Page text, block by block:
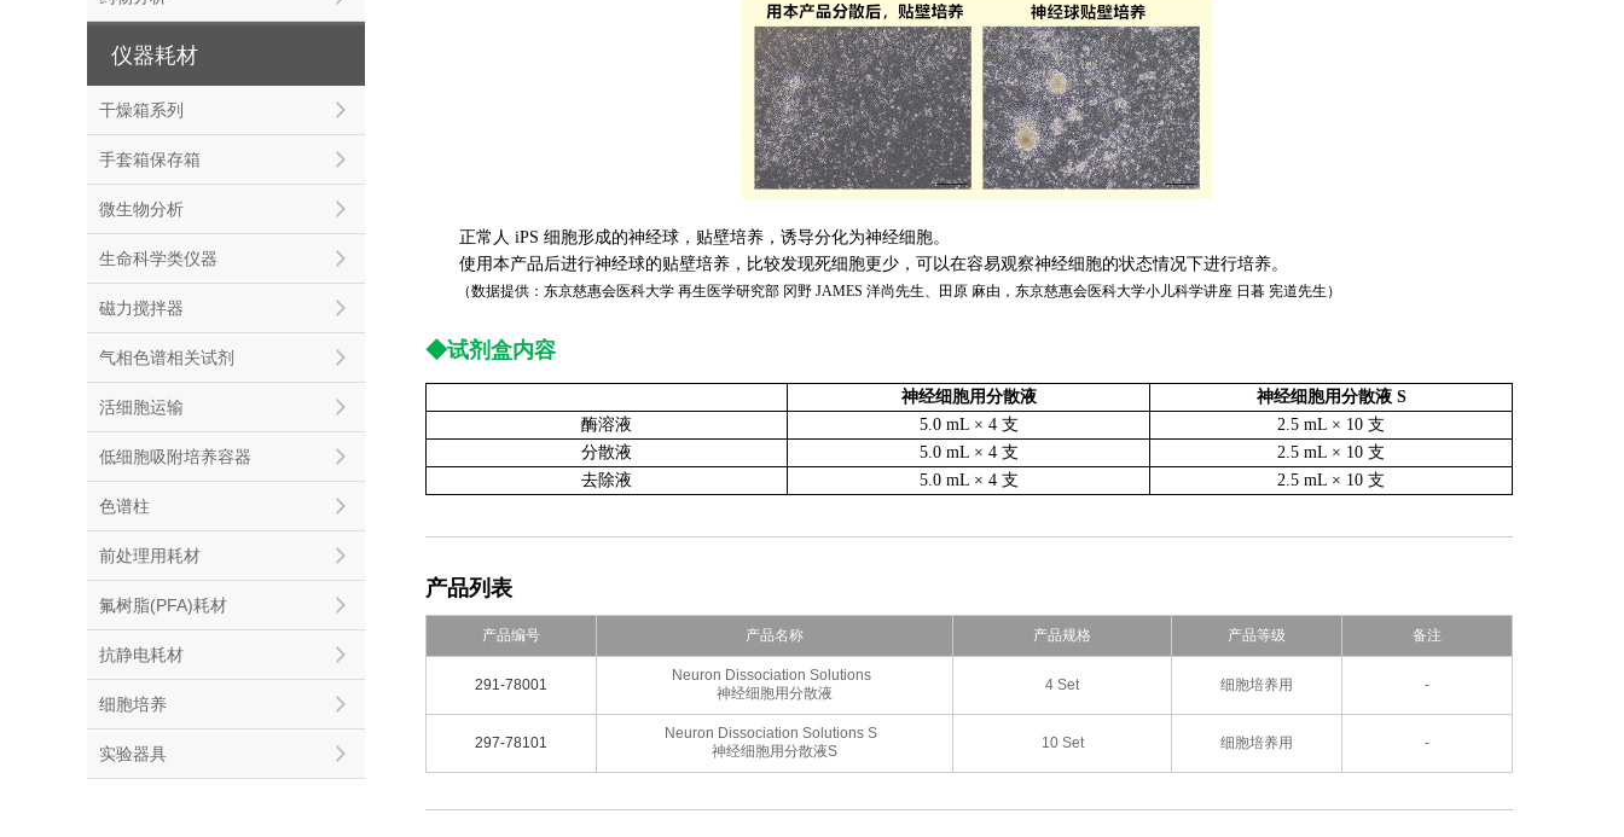
仪器耗材
干燥箱系列
手套箱保存箱
微生物分析
生命科学类仪器
磁力搅拌器
气相色谱相关试剂
活细胞运输
低细胞吸附培养容器
色谱柱
前处理用耗材
氟树脂(PFA)耗材
抗静电耗材
细胞培养
实验器具
正常人 iPS 细胞形成的神经球，贴壁培养，诱导分化为神经细胞。
使用本产品后进行神经球的贴壁培养，比较发现死细胞更少，可以在容易观察神经细胞的状态情况下进行培养。
（数据提供：东京慈惠会医科大学 再生医学研究部 冈野 JAMES 洋尚先生、田原 麻由，东京慈惠会医科大学小儿科学讲座 日暮 宪道先生）
◆试剂盒内容
神经细胞用分散液
神经细胞用分散液 S
酶溶液
5.0 mL × 4 支
2.5 mL × 10 支
分散液
5.0 mL × 4 支
2.5 mL × 10 支
去除液
5.0 mL × 4 支 2.5 mL × 10 支
产品列表
产品编号 产品名称 产品规格 产品等级 备注
291-78001
Neuron Dissociation Solutions
神经细胞用分散液
4 Set 细胞培养用 -
297-78101
Neuron Dissociation Solutions S
神经细胞用分散液S
10 Set 细胞培养用 -